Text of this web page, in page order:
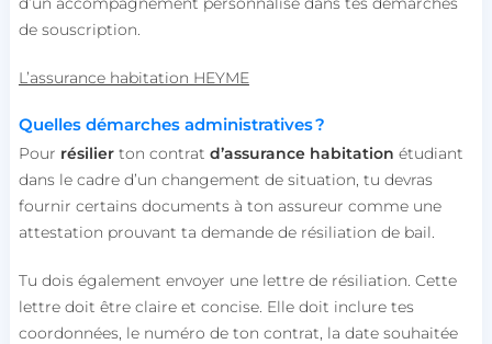
de souscription.
L’assurance habitation HEYME
Quelles démarches administratives ?
Pour résilierton contrat d’assurance habitation étudiant
dans le cadre d’un changement de situation, tu devras
fournir certains documents à ton assureur comme une
attestation prouvant ta demande de résiliation de bail.
Tu dois également envoyer une lettre de résiliation. Cette
lettre doit être claire et concise. Elle doit inclure tes
coordonnées, le numéro de ton contrat, la date souhaitée